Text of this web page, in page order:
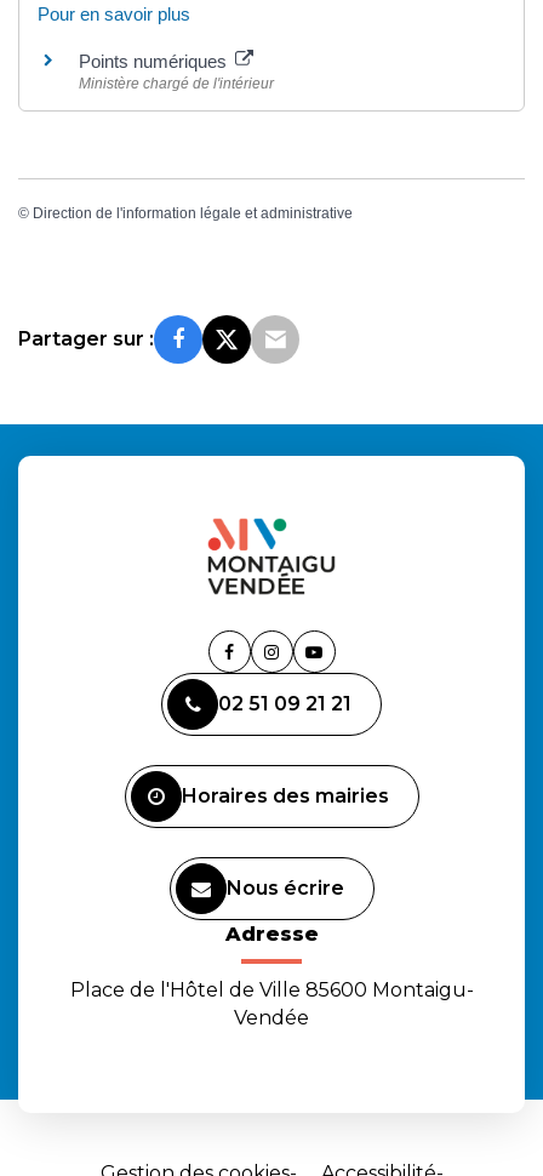
Pour en savoir plus
Points numériques
Ministère chargé de l'intérieur
© Direction de l'information légale et administrative
Partager sur :
Lien
le
compte
Lien
le
compte
Lien
la
chaîne
02 51 09 21 21
Horaires des mairies
Nous écrire
Adresse
Place de l'Hôtel de Ville 85600 Montaigu-
Vendée